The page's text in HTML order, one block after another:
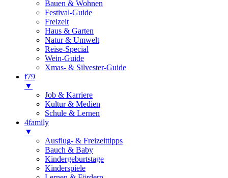
Bauen & Wohnen
Festival-Guide
Freizeit
Haus & Garten
Natur & Umwelt
Reise-Special
Wein-Guide
Xmas- & Silvester-Guide
f79
▼
Job & Karriere
Kultur & Medien
Schule & Lernen
4family
▼
Ausflug- & Freizeittipps
Bauch & Baby
Kindergeburtstage
Kinderspiele